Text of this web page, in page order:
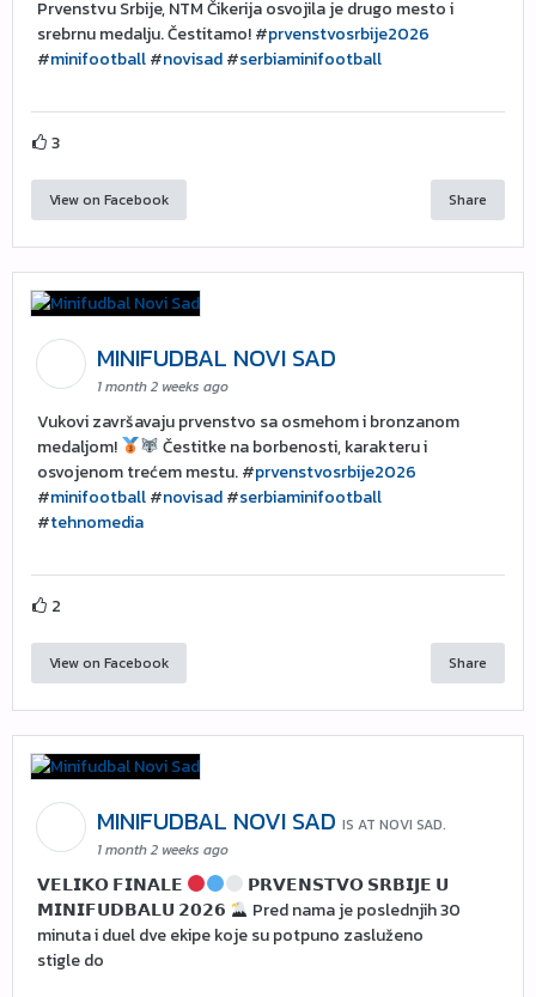
Prvenstvu Srbije, NTM Čikerija osvojila je drugo mesto i
srebrnu medalju. Čestitamo! #prvenstvosrbije2026
#minifootball#novisad#serbiaminifootball
3
View on Facebook Share
MINIFUDBAL NOVI SAD
1 month 2 weeks ago
Vukovi završavaju prvenstvo sa osmehom i bronzanom
medaljom!
Čestitke na borbenosti, karakteru i
osvojenom trećem mestu. #prvenstvosrbije2026
#minifootball#novisad#serbiaminifootball
#tehnomedia
2
View on Facebook Share
MINIFUDBAL NOVI SAD IS AT NOVI SAD.
1 month 2 weeks ago
𝗩𝗘𝗟𝗜𝗞𝗢 𝗙𝗜𝗡𝗔𝗟𝗘
𝗣𝗥𝗩𝗘𝗡𝗦𝗧𝗩𝗢 𝗦𝗥𝗕𝗜𝗝𝗘 𝗨
𝗠𝗜𝗡𝗜𝗙𝗨𝗗𝗕𝗔𝗟𝗨 𝟮𝟬𝟮𝟲
Pred nama je poslednjih 30
minuta i duel dve ekipe koje su potpuno zasluženo
stigle do